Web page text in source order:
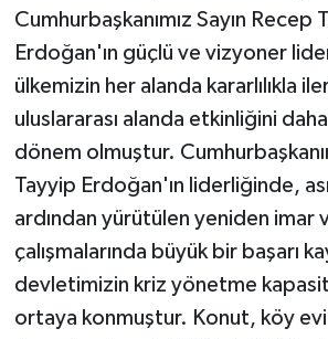
Cumhurbaşkanımız Sayın Recep
Erdoğan'ın güçlü ve vizyoner
ülkemizin her alanda kararlılıkla
uluslararası alanda etkinliğini
dönem olmuştur.
Tayyip Erdoğan'ın liderliğinde,
ardından yürütülen yeniden imar
çalışmalarında büyük bir başarı
devletimizin kriz yönetme
ortaya konmuştur. Konut, köy